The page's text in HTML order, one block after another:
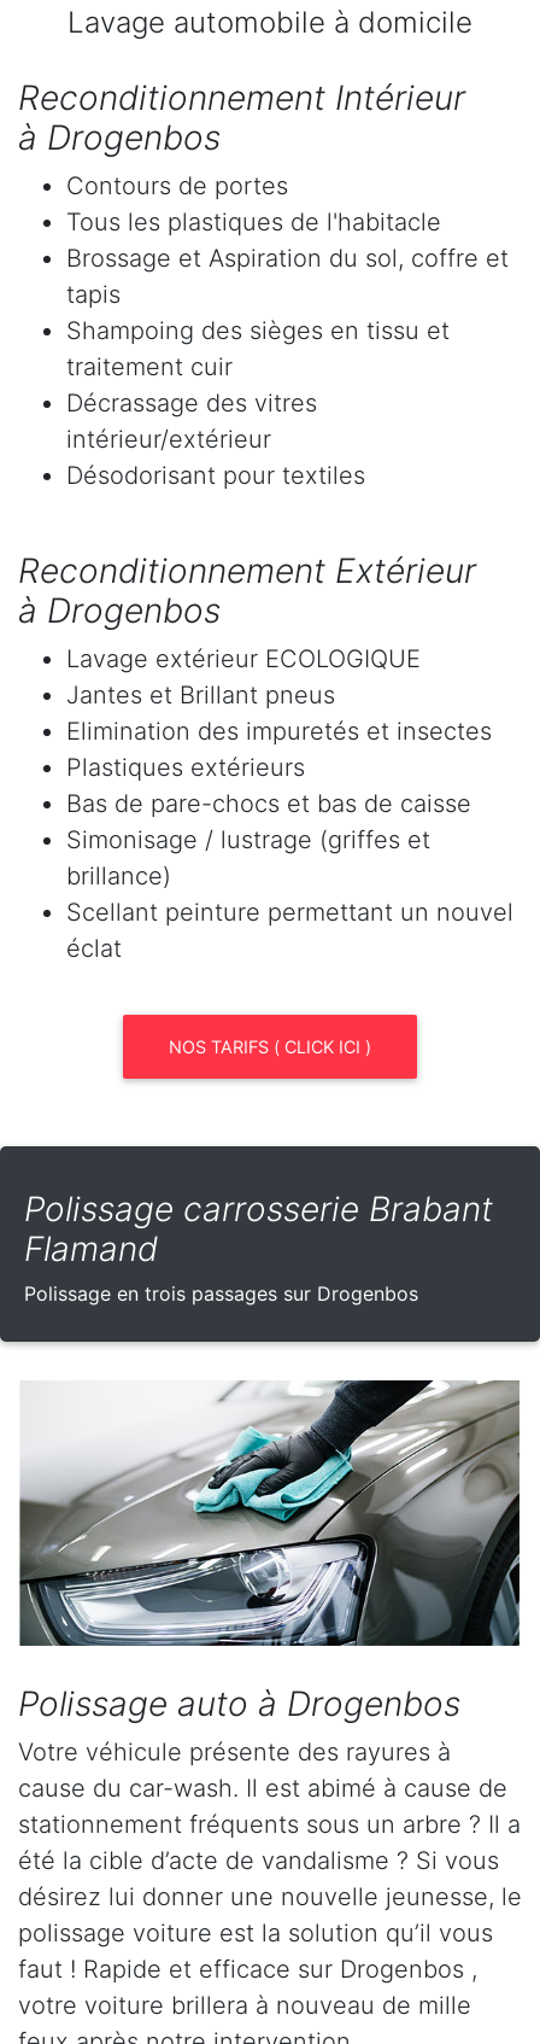
Lavage automobile à domicile
Reconditionnement Intérieur
à Drogenbos
Contours de portes
Tous les plastiques de l'habitacle
Brossage et Aspiration du sol, coffre et
tapis
Shampoing des sièges en tissu et
traitement cuir
Décrassage des vitres
intérieur/extérieur
Désodorisant pour textiles
Reconditionnement Extérieur
à Drogenbos
Lavage extérieur ECOLOGIQUE
Jantes et Brillant pneus
Elimination des impuretés et insectes
Plastiques extérieurs
Bas de pare-chocs et bas de caisse
Simonisage / lustrage (griffes et
brillance)
Scellant peinture permettant un nouvel
éclat
NOS TARIFS ( CLICK ICI )
Polissage carrosserie Brabant
Flamand
Polissage en trois passages sur Drogenbos
Polissage auto à Drogenbos
Votre véhicule présente des rayures à
cause du car-wash. Il est abimé à cause de
stationnement fréquents sous un arbre ? Il a
été la cible d’acte de vandalisme ? Si vous
désirez lui donner une nouvelle jeunesse, le
polissage voiture est la solution qu’il vous
faut ! Rapide et efficace sur Drogenbos ,
votre voiture brillera à nouveau de mille